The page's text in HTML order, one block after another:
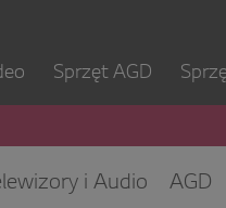
Sprzęt AGD
i Audio
AGD